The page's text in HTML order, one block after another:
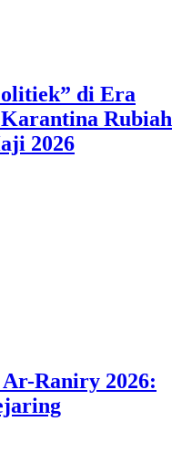
di Era
Rubiah
2026
Raniry 2026: